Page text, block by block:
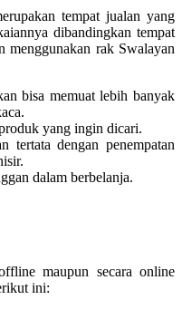
tempat jualan yang
dibandingkan tempat
menggunakan rak Swalayan
bisa memuat lebih banyak
yang ingin dicari.
tertata dengan penempatan
dalam berbelanja.
maupun secara online
ini: